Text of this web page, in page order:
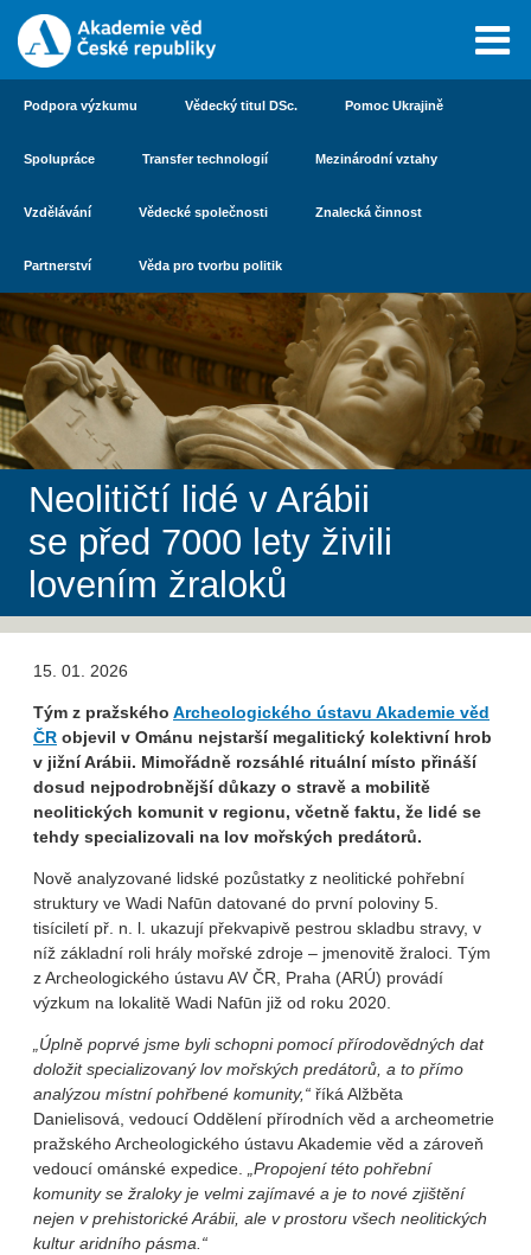
Podpora výzkumu Vědecký titul DSc. Pomoc Ukrajině
Spolupráce Transfer technologií Mezinárodní vztahy
Vzdělávání Vědecké společnosti Znalecká činnost
Partnerství Věda pro tvorbu politik
Neolitičtí lidé v Arábii
se před 7000 lety živili
lovením žraloků
15. 01. 2026
Tým z pražského Archeologického ústavu Akademie věd
ČR objevil v Ománu nejstarší megalitický kolektivní hrob
v jižní Arábii. Mimořádně rozsáhlé rituální místo přináší
dosud nejpodrobnější důkazy o stravě a mobilitě
neolitických komunit v regionu, včetně faktu, že lidé se
tehdy specializovali na lov mořských predátorů.
Nově analyzované lidské pozůstatky z neolitické pohřební
struktury ve Wadi Nafūn datované do první poloviny 5.
tisíciletí př. n. l. ukazují překvapivě pestrou skladbu stravy, v
níž základní roli hrály mořské zdroje – jmenovitě žraloci. Tým
z Archeologického ústavu AV ČR, Praha (ARÚ) provádí
výzkum na lokalitě Wadi Nafūn již od roku 2020.
„Úplně poprvé jsme byli schopni pomocí přírodovědných dat
doložit specializovaný lov mořských predátorů, a to přímo
analýzou místní pohřbené komunity,“ říká Alžběta
Danielisová, vedoucí Oddělení přírodních věd a archeometrie
pražského Archeologického ústavu Akademie věd a zároveň
vedoucí ománské expedice. „Propojení této pohřební
komunity se žraloky je velmi zajímavé a je to nové zjištění
nejen v prehistorické Arábii, ale v prostoru všech neolitických
kultur aridního pásma.“